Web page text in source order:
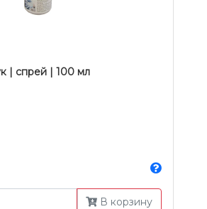
| спрей | 100 мл
В корзину